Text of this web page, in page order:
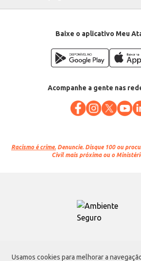
Usamos cookies para melhorar a
Baixe o aplicativo Meu
Acompanhe a gente nas
Racismo é crime. Denuncie. Disque 100 ou
Civil mais próxima ou o
Atacadão S.A.